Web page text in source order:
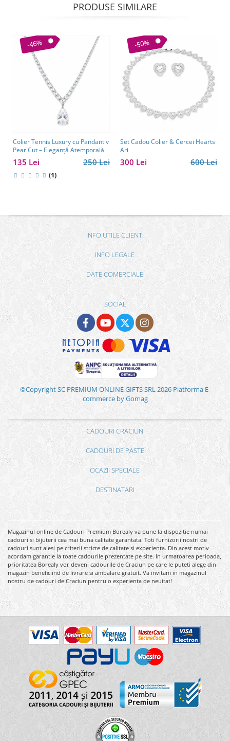
PRODUSE SIMILARE
-46%
Colier Tennis Luxury cu Pandantiv
Pear Cut – Eleganță Atemporală
250 Lei
135 Lei
(1)
-50%
Set Cadou Colier & Cercei Hearts
Ari
600 Lei
300 Lei
INFO UTILE CLIENTI
INFO LEGALE
DATE COMERCIALE
SOCIAL
©Copyright SC PREMIUM ONLINE GIFTS SRL 2026 Platforma E-
commerce by Gomag
CADOURI CRACIUN
CADOURI DE PASTE
OCAZII SPECIALE
DESTINATARI
Magazinul online de Cadouri Premium Borealy va pune la dispozitie numai
cadouri si bijuterii cea mai buna calitate garantata. Toti furnizorii nostri de
cadouri sunt alesi pe criterii stricte de calitate si experienta. Din acest motiv
acordam garantie la toate cadourile prezentate pe site. In urmatoarea perioada,
prioritatea Borealy vor deveni cadourile de Craciun pe care le puteti alege din
magazin beneficiind de livrare si ambalare gratuit. Va invitam in magazinul
nostru de cadouri de Craciun pentru o experienta de neuitat!